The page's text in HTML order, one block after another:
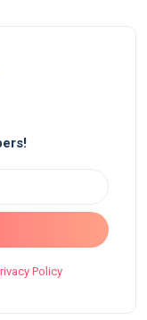
Policy